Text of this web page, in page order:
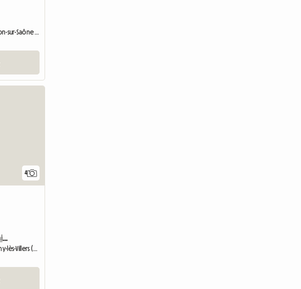
Chambre chez l'habitant | Chalon-sur-Saône (71100) | 80 M2
4
Chambres À Louer - Logis Saint-martin
Chambre chez l'habitant | Magny-lès-Villers (21700)